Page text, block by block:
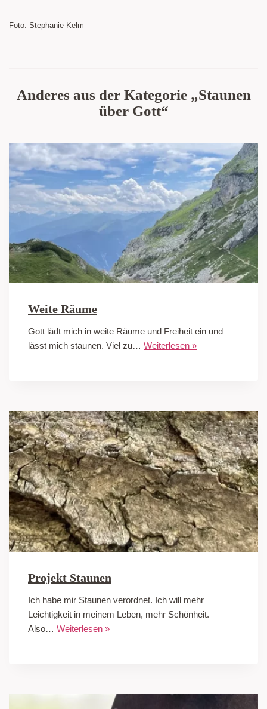
Foto: Stephanie Kelm
Anderes aus der Kategorie „Staunen
über Gott“
Weite Räume
Gott lädt mich in weite Räume und Freiheit ein und
lässt mich staunen. Viel zu… Weiterlesen »
Projekt Staunen
Ich habe mir Staunen verordnet. Ich will mehr
Leichtigkeit in meinem Leben, mehr Schönheit.
Also… Weiterlesen »